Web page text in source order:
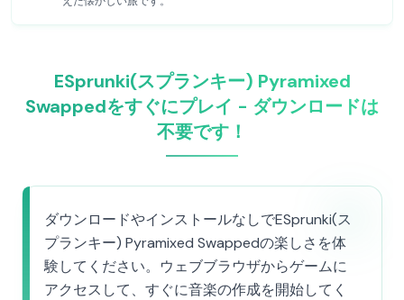
ESprunki(スプランキー) Pyramixed
Swappedをすぐにプレイ - ダウンロードは
不要です！
ダウンロードやインストールなしでESprunki(ス
プランキー) Pyramixed Swappedの楽しさを体
験してください。ウェブブラウザからゲームに
アクセスして、すぐに音楽の作成を開始してく